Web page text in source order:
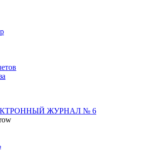
ЖУРНАЛ № 6